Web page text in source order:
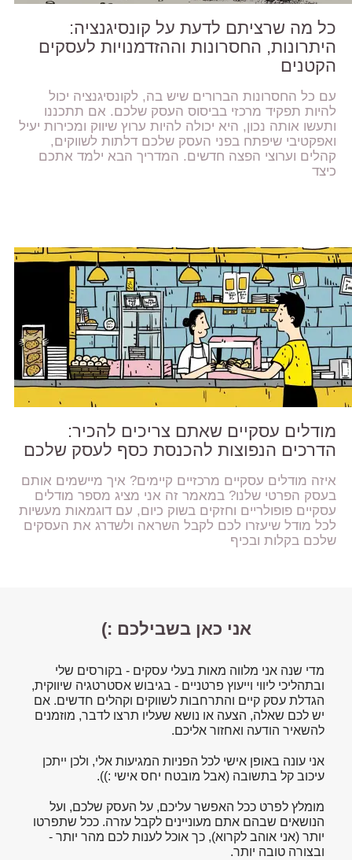
כל מה שרציתם לדעת על קונסיגנציה:
היתרונות, החסרונות וההזדמנויות לעסקים
הקטנים
עם כל החסרונות הברורים שיש בה, לקונסיגנציה יכול
להיות תפקיד מרכזי בביסוס העסק שלכם. אם תתכננו
ותעשו אותה נכון, היא יכולה להיות ערוץ שיווק ומכירות יעיל
ואפקטיבי שיפתח בפני העסק שלכם דלתות לשווקים,
קהלים וערוצי הפצה חדשים. המדריך הבא ילמד אתכם
כיצד
מודלים עסקיים שאתם צריכים להכיר:
הדרכים הנפוצות להכנסת כסף לעסק שלכם
איזה מודלים עסקיים מרכזיים קיימים? איך מיישמים אותם
בעסק הפרטי שלנו? במאמר זה אני מציג מספר מודלים
עסקיים פופולריים וחזקים בשוק כיום, עם דוגמאות מעשיות
לכל מודל שיעזרו לכם לקבל השראה ולשדרג את העסקים
שלכם בקלות ובכיף
אני כאן בשבילכם :)
מדי שנה אני מלווה מאות בעלי עסקים - בקורסים שלי
ובתהליכי ליווי וייעוץ פרטניים - בגיבוש אסטרטגיה שיווקית,
הגדלת עסק קיים והתרחבות לשווקים וקהלים חדשים. אם
יש לכם שאלה, הצעה או נושא שעליו תרצו לדבר, מוזמנים
להשאיר הודעה ואחזור אליכם.
אני עונה באופן אישי לכל הפניות המגיעות אלי, ולכן ייתכן
עיכוב קל בתשובה (אבל מובטח יחס אישי :)).
מומלץ לפרט ככל האפשר עליכם, על העסק שלכם, ועל
הנושאים שבהם אתם מעוניינים לקבל עזרה. ככל שתפרטו
יותר (אני אוהב לקרוא), כך אוכל לענות לכם מהר יותר -
ובצורה טובה יותר.